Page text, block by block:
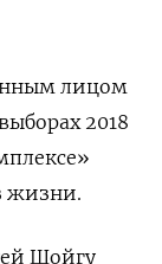
лицом
2018
жизни.
Шойгу